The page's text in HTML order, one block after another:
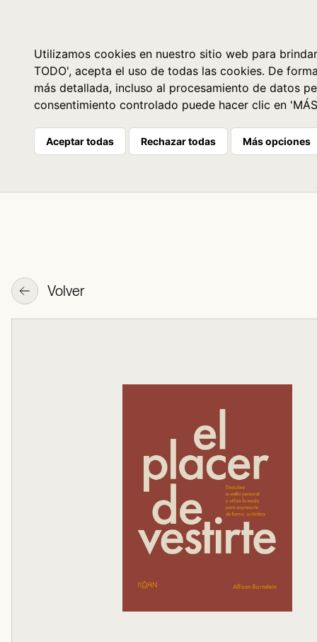
Utilizamos cookies en nuestro sitio web para
TODO', acepta el uso de todas las cookies. De
más detallada, incluso al procesamiento de datos
consentimiento controlado puede hacer clic en 'MÁS
Aceptar todas Rechazar todas Más opciones
Volver